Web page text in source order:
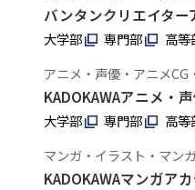
バンタンクリエイター
大学部 専門部 高等
アニメ・声優・アニメCG
KADOKAWAアニメ・
大学部 専門部 高等
マンガ・イラスト・マン
KADOKAWAマンガア